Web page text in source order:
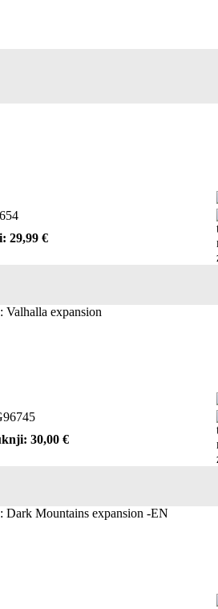
29,99 €
Valhalla expansion
30,00 €
Dark Mountains expansion -EN